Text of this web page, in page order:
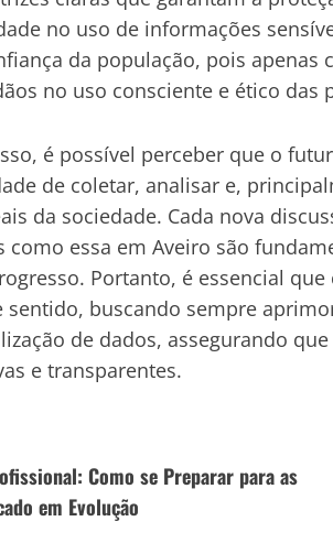
no uso de informações
da população, pois apenas
no uso consciente e ético das
é possível perceber que o
de coletar, analisar e,
da sociedade. Cada nova
como essa em Aveiro são
Portanto, é essencial
sentido, buscando sempre
de dados, assegurando
e transparentes.
Como se Preparar para as
em Evolução